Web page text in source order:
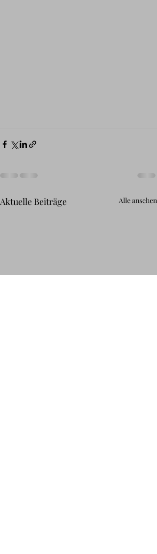
Aktuelle Beiträge Alle ansehen